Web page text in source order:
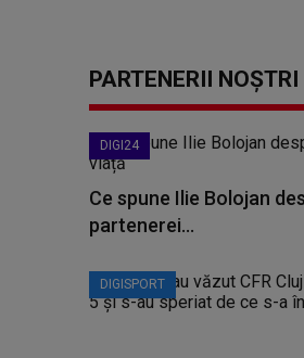
PARTENERII NOȘTRI
DIGI24
Ce spune Ilie Bolojan
partenerei...
DIGISPORT